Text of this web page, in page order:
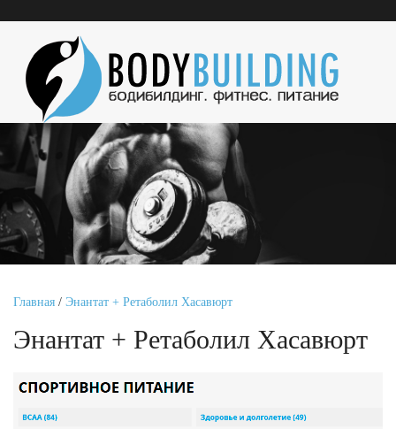
Главная / Энантат + Ретаболил Хасавюрт
Энантат + Ретаболил Хасавюрт